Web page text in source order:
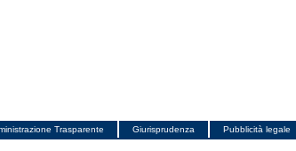
Trasparente Giurisprudenza Pubblicità legale